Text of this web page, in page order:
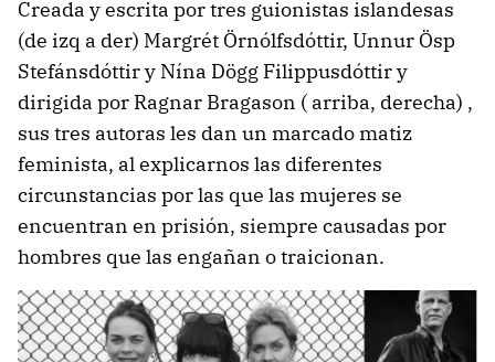
Creada y escrita por tres guionistas islandesas
(de izq a der) Mar­grét Örn­ólfs­dótt­ir, Unn­ur Ösp
Stef­áns­dótt­ir y Nína Dögg Fil­ipp­us­dótt­ir y
dirigida por Ragnar Bragason ( arriba, derecha) ,
sus tres autoras les dan un marcado matiz
feminista, al explicarnos las diferentes
circunstancias por las que las mujeres se
encuentran en prisión, siempre causadas por
hombres que las engañan o traicionan.